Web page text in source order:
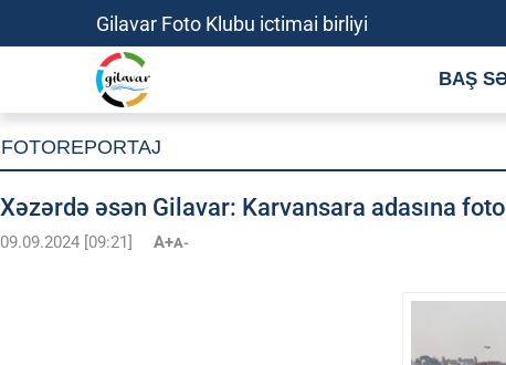
Gilavar Foto Klubu ictimai birliyi
BAŞ
FOTOREPORTAJ
Xəzərdə əsən Gilavar: Karvansara adasına
09.09.2024 [09:21] A+A-